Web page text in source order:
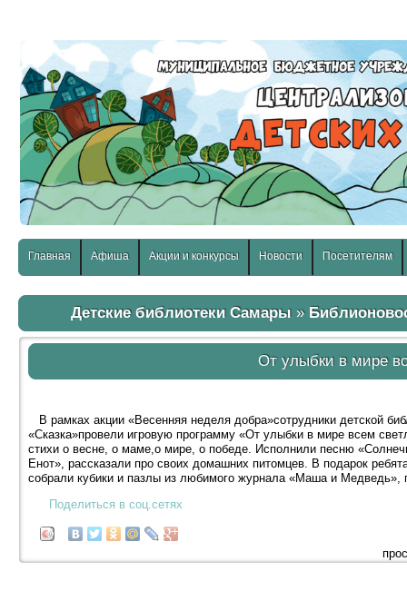
Главная Афиша Акции и конкурсы Новости Посетителям
Детские библиотеки Самары »
От улыбки в мире
В рамках акции «Весенняя неделя добра»сотрудники детской
«Сказка»провели игровую программу «От улыбки в мире всем
стихи о весне, о маме,о мире, о победе. Исполнили песню
Енот», рассказали про своих домашних питомцев. В подарок
собрали кубики и пазлы из любимого журнала «Маша и Медведь»,
Поделиться в соц.сетях